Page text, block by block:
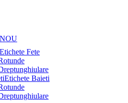
NOU
Etichete Fete
Etichete Baieti